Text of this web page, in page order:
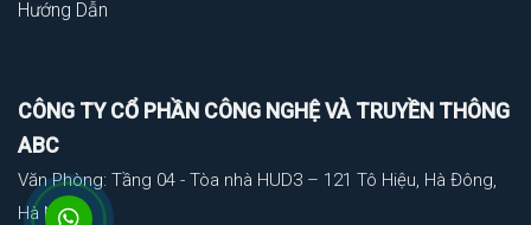
Hướng Dẫn
CÔNG TY CỔ PHẦN CÔNG NGHỆ VÀ TRUYỀN THÔNG
ABC
Văn Phòng: Tầng 04 - Tòa nhà HUD3 – 121 Tô Hiệu, Hà Đông,
Hà Nội